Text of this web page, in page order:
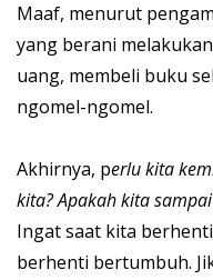
Maaf, menurut
yang berani
uang, membeli buku
ngomel-ngomel.
Akhirnya, perlu kita
kita? Apakah kita
Ingat saat kita
berhenti bertumbuh.